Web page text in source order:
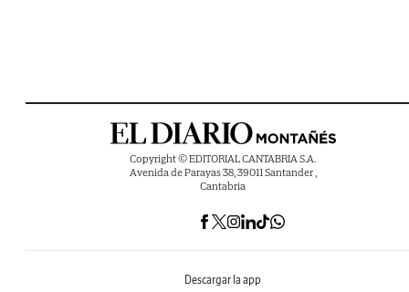
Copyright © EDITORIAL CANTABRIA S.A.
Avenida de Parayas 38, 39011 Santander ,
Cantabria
Descargar la app